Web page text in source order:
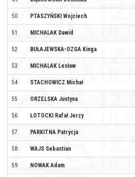
50 PTASZYŃSKI Wojciech
51 MICHALAK Dawid
52 BUŁAJEWSKA-OZGA Kinga
53 MICHALAK Lesław
54 STACHOWICZ Michał
55 ORZELSKA Justyna
56 ŁOTOCKI Rafał Jerzy
57 PARKITNA Patrycja
58 WAJS Sebastian
59 NOWAK Adam